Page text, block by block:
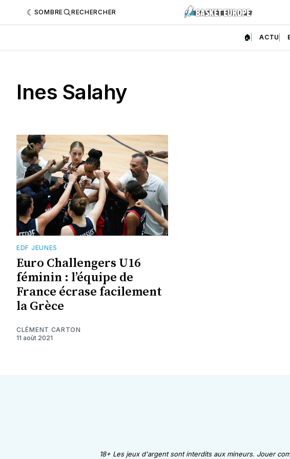
SOMBRE RECHERCHER
🏠 ACTU
Ines Salahy
EDF JEUNES
Euro Challengers U16
féminin : l’équipe de
France écrase facilement
la Grèce
CLÉMENT CARTON
11 août 2021
18+ Les jeux d'argent sont interdits aux mineurs. Jouer